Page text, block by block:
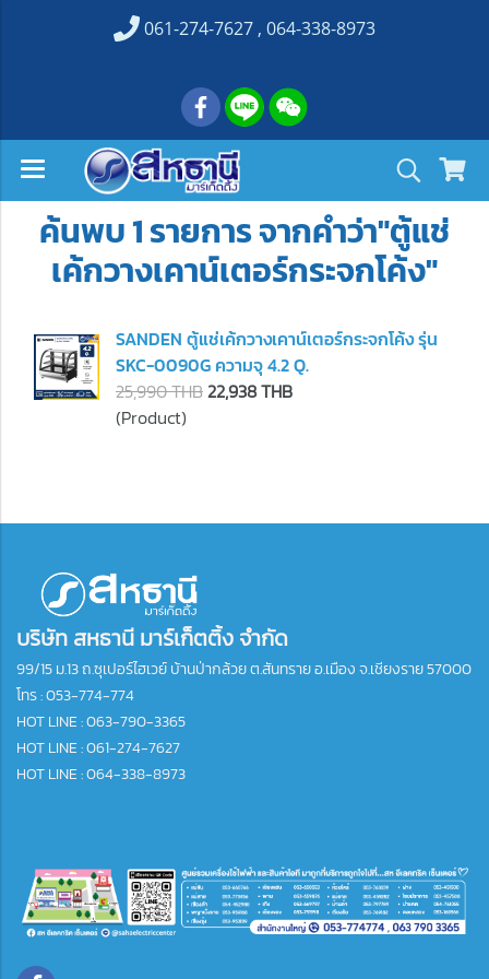
061-274-7627 , 064-338-8973
ค้นพบ 1 รายการ จากคำว่า"ตู้แช่
เค้กวางเคาน์เตอร์กระจกโค้ง"
SANDEN ตู้แช่เค้กวางเคาน์เตอร์กระจกโค้ง รุ่น
SKC-0090G ความจุ 4.2 Q.
25,990 THB22,938 THB
(Product)
บริษัท สหธานี มาร์เก็ตติ้ง จำกัด
99/15 ม.13 ถ.ซุเปอร์ไฮเวย์ บ้านป่ากล้วย ต.สันทราย อ.เมือง จ.เชียงราย 57000
โทร :053-774-774
HOT LINE : 063-790-3365
HOT LINE : 061-274-7627
HOT LINE : 064-338-8973